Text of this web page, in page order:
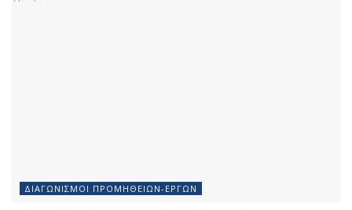
ΔΙΑΓΩΝΙΣΜΟΊ ΠΡΟΜΗΘΕΙΏΝ-ΈΡΓΩΝ